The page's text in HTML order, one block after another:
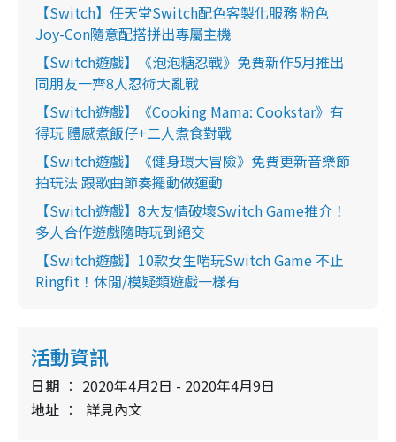
【Switch】任天堂Switch配色客製化服務 粉色
Joy-Con隨意配搭拼出專屬主機
【Switch遊戲】《泡泡糖忍戰》免費新作5月推出
同朋友一齊8人忍術大亂戰
【Switch遊戲】《Cooking Mama: Cookstar》有
得玩 體感煮飯仔+二人煮食對戰
【Switch遊戲】《健身環大冒險》免費更新音樂節
拍玩法 跟歌曲節奏擺動做運動
【Switch遊戲】8大友情破壞Switch Game推介！
多人合作遊戲隨時玩到絕交
【Switch遊戲】10款女生啱玩Switch Game 不止
Ringfit！休閒/模疑類遊戲一樣有
活動資訊
日期
2020年4月2日 - 2020年4月9日
地址
詳見內文